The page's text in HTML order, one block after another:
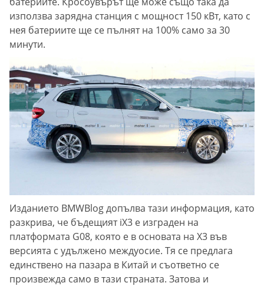
използва зарядна станция с мощност 150 кВт, като с
нея батериите ще се пълнят на 100% само за 30
минути.
Изданието BMWBlog допълва тази информация, като
разкрива, че бъдещият iX3 е изграден на
платформата G08, която е в основата на X3 във
версията с удължено междуосие. Тя се предлага
единствено на пазара в Китай и съответно се
произвежда само в тази страната. Затова и